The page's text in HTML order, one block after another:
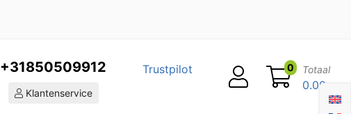
+31850509912
Klantenservice
Trustpilot 0 Totaal
0.00